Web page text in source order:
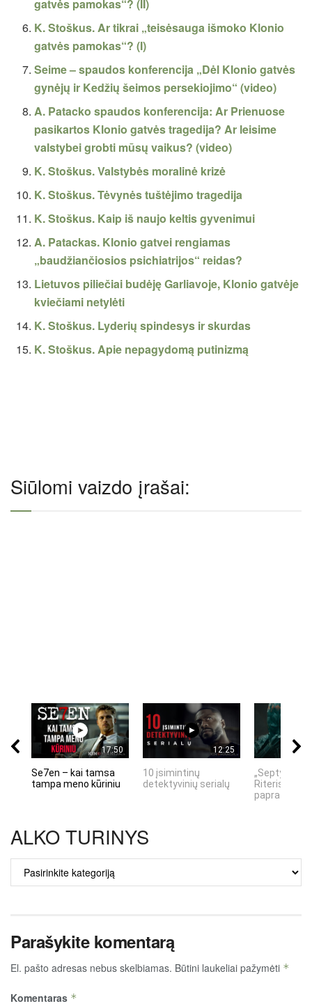
gatvės pamokas“? (II)
K. Stoškus. Ar tikrai „teisėsauga išmoko Klonio
gatvės pamokas“? (I)
Seime – spaudos konferencija „Dėl Klonio gatvės
gynėjų ir Kedžių šeimos persekiojimo“ (video)
A. Patacko spaudos konferencija: Ar Prienuose
pasikartos Klonio gatvės tragedija? Ar leisime
valstybei grobti mūsų vaikus? (video)
K. Stoškus. Valstybės moralinė krizė
K. Stoškus. Tėvynės tuštėjimo tragedija
K. Stoškus. Kaip iš naujo keltis gyvenimui
A. Patackas. Klonio gatvei rengiamas
„baudžiančiosios psichiatrijos“ reidas?
Lietuvos piliečiai budėję Garliavoje, Klonio gatvėje
kviečiami netylėti
K. Stoškus. Lyderių spindesys ir skurdas
K. Stoškus. Apie nepagydomą putinizmą
Siūlomi vaizdo įrašai:
17:50
Se7en – kai tamsa
tampa meno kūriniu
12:25
10 įsimintinų
detektyvinių serialų
„Septynių
Riteris" – kai
ALKO TURINYS
ALKO
TURINYS
Parašykite komentarą
El. pašto adresas nebus skelbiamas. Būtini laukeliai pažymėti *
Komentaras *